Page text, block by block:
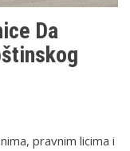
Da
pravnim licima i